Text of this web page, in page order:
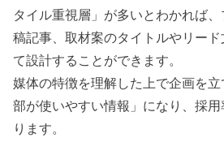
タイル重視層」が多いとわかれば
稿記事、取材案のタイトルやリー
て設計することができます。
媒体の特徴を理解した上で企画を
部が使いやすい情報」になり、採
ります。